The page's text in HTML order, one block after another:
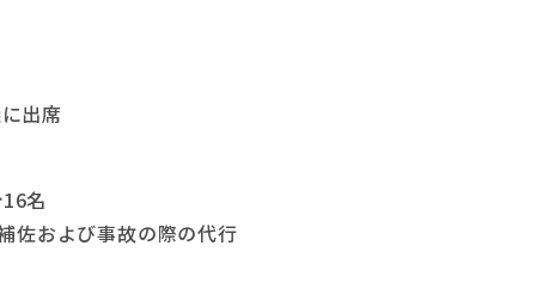
出席
名
佐および事故の際の代行